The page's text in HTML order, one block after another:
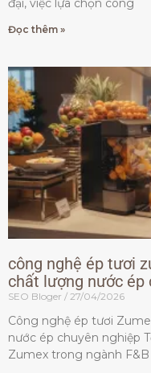
Đọc thêm »
công nghệ ép tươi
chất lượng nước ép
SEO Bloger 27/04/2026
Công nghệ ép tươi
nước ép chuyên nghiệp
Zumex trong ngành F&B